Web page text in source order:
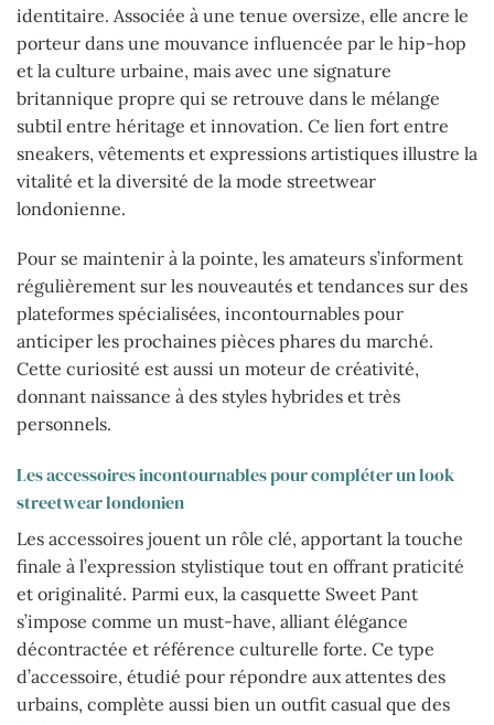
identitaire. Associée à une tenue oversize, elle ancre le
porteur dans une mouvance influencée par le hip-hop
et la culture urbaine, mais avec une signature
britannique propre qui se retrouve dans le mélange
subtil entre héritage et innovation. Ce lien fort entre
sneakers, vêtements et expressions artistiques illustre la
vitalité et la diversité de la mode streetwear
londonienne.
Pour se maintenir à la pointe, les amateurs s’informent
régulièrement sur les nouveautés et tendances sur des
plateformes spécialisées, incontournables pour
anticiper les prochaines pièces phares du marché.
Cette curiosité est aussi un moteur de créativité,
donnant naissance à des styles hybrides et très
personnels.
Les accessoires incontournables pour compléter un look
streetwear londonien
Les accessoires jouent un rôle clé, apportant la touche
finale à l’expression stylistique tout en offrant praticité
et originalité. Parmi eux, la casquette Sweet Pant
s’impose comme un must-have, alliant élégance
décontractée et référence culturelle forte. Ce type
d’accessoire, étudié pour répondre aux attentes des
urbains, complète aussi bien un outfit casual que des